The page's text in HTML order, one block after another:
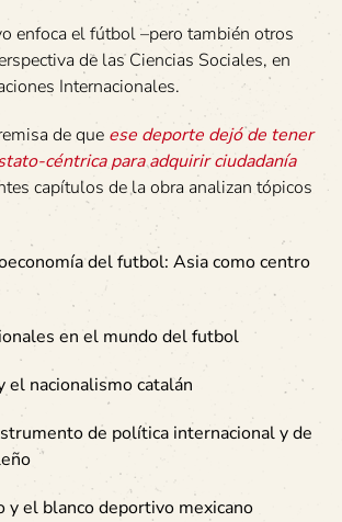
enfoca el fútbol –pero también otros
de las Ciencias Sociales, en
Internacionales.
de que ese deporte dejó de tener
céntrica para adquirir ciudadanía
capítulos de la obra analizan tópicos
del futbol: Asia como centro
en el mundo del futbol
el nacionalismo catalán
de política internacional y de
y el blanco deportivo mexicano